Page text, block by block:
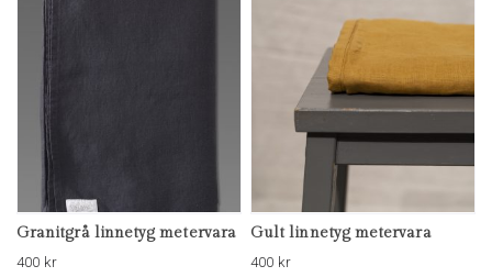
Granitgrå linnetyg metervara
400 kr
Gult linnetyg metervara
400 kr